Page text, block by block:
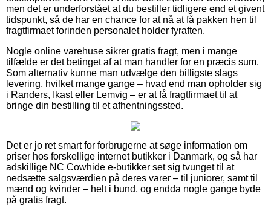
men det er underforstået at du bestiller tidligere end et givent
tidspunkt, så de har en chance for at nå at få pakken hen til
fragtfirmaet forinden personalet holder fyraften.
Nogle online varehuse sikrer gratis fragt, men i mange
tilfælde er det betinget af at man handler for en præcis sum.
Som alternativ kunne man udvælge den billigste slags
levering, hvilket mange gange – hvad end man opholder sig
i Randers, Ikast eller Lemvig – er at få fragtfirmaet til at
bringe din bestilling til et afhentningssted.
Det er jo ret smart for forbrugerne at søge information om
priser hos forskellige internet butikker i Danmark, og så har
adskillige NC Cowhide e-butikker set sig tvunget til at
nedsætte salgsværdien på deres varer – til juniorer, samt til
mænd og kvinder – helt i bund, og endda nogle gange byde
på gratis fragt.